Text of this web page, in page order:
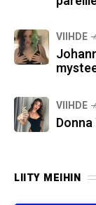
VIIHDE
VIIHDE
LIITY MEIHIN